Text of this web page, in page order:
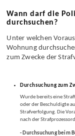
Wann darf die
Unter welchen
Wohnung
Wurde bereits eine
oder der Beschuldigte
Strafverfolgung. Die